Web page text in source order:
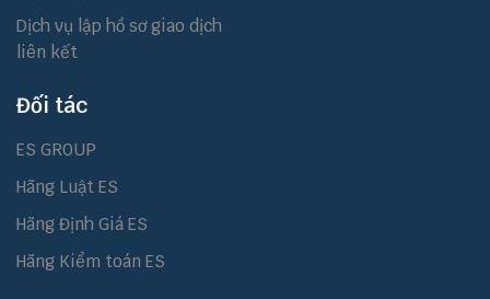
Dịch vụ lập hồ sơ giao dịch
liên kết
Đối tác
ES GROUP
Hãng Luật ES
Hãng Định Giá ES
Hãng Kiểm toán ES